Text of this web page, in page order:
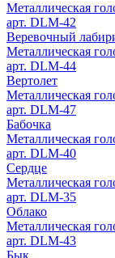
Металлическая
арт. DLM-42
Веревочный
Металлическая
арт. DLM-44
Вертолет
Металлическая
арт. DLM-47
Бабочка
Металлическая
арт. DLM-40
Сердце
Металлическая
арт. DLM-35
Облако
Металлическая
арт. DLM-43